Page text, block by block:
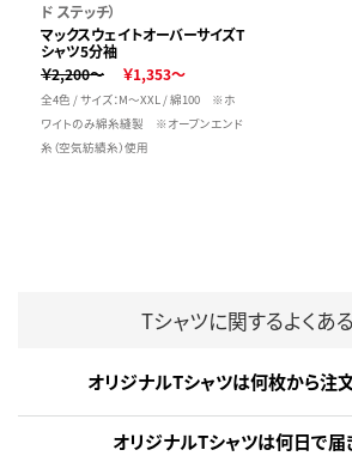
ド ステッチ）
マックスウェイトオーバーサイズT
シャツ5分袖
￥2,200～
￥1,353～
全4色 / サイズ：M～XXL / 綿100 ※ホ
ワイトのみ綿糸縫製 ※オープンエンド
糸（空気紡績糸）使用
Tシャツに関するよくあ
オリジナルTシャツは何枚から注
オリジナルTシャツは何日で届